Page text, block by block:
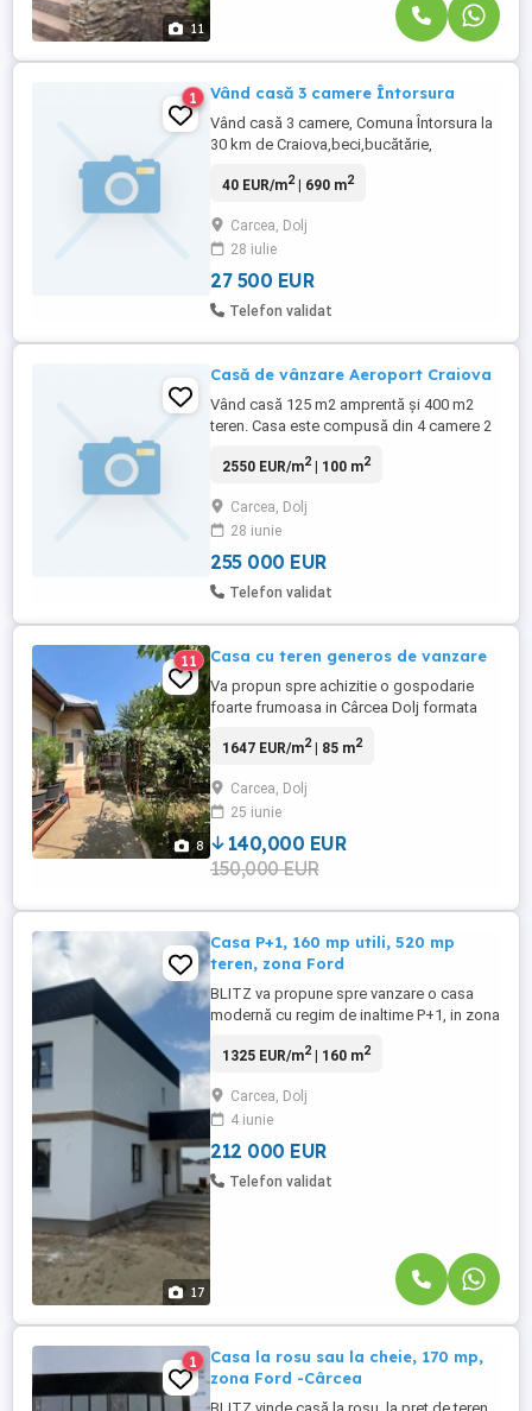
11
1 Vând casă 3 camere Întorsura
Vând casă 3 camere, Comuna Întorsura la
30 km de Craiova,beci,bucătărie,
totală 2030mp (690mp casă și curte+1340
Tel:0_7_6_6_3_7_7_6_5_6
40 EUR/m2| 690 m2
Carcea, Dolj
28 iulie
27 500 EUR
Telefon validat
Casă de vânzare Aeroport Craiova
Vând casă 125 m2 amprentă și 400 m2
teren. Casa este compusă din 4 camere 2
utilitățile . Locuința dispune de: Aer
telecomandă . Sistem de dedurizare
Tripane Toate sistemele de iluminat sunt
pe leduri Mobilă modernă Riflaj Încălzire ...
2550 EUR/m2| 100 m2
Carcea, Dolj
28 iunie
255 000 EUR
Telefon validat
8
11 Casa cu teren generos de vanzare
Va propun spre achizitie o gospodarie
foarte frumoasa in Cârcea Dolj formata
construita inainte de 90 din caramida cu o
camere spatioase, bucatarie, baie, hal,
terasa si pod, iar cealalta este construita
dupa anii 2000 din bca ...
1647 EUR/m2| 85 m2
Carcea, Dolj
25 iunie
140,000 EUR
150,000 EUR
17
Casa P+1, 160 mp utili, 520 mp
teren, zona Ford
BLITZ va propune spre vanzare o casa
modernă cu regim de inaltime P+1, in zona
compartimentată, ideală pentru o familie
Suprafață teren: 520 mp Suprafață casă:
160 mp + terasă 20 mp Teren împrejmuit
complet cu gard din bolțari, ...
1325 EUR/m2| 160 m2
Carcea, Dolj
4 iunie
212 000 EUR
Telefon validat
1
Casa la rosu sau la cheie, 170 mp,
zona Ford -Cârcea